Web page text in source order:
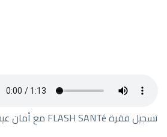
تسجيل فقرة FLASH SANTé مع أمان عيسى